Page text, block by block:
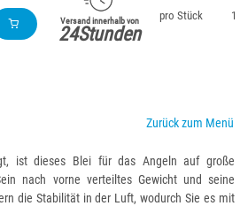
Versand innerhalb von
24Stunden
pro Stück 140
Zurück zum Menü
ist dieses Blei für das Angeln auf große
nach vorne verteiltes Gewicht und seine
die Stabilität in der Luft, wodurch Sie es mit